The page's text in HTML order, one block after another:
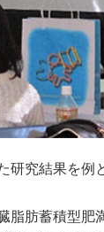
研究結果を例
脂肪蓄積型肥